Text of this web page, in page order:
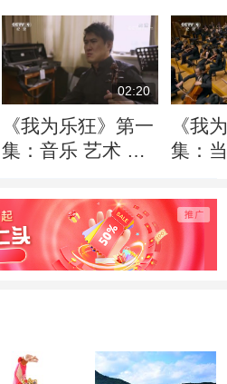
02:20
《我为乐狂》第一
集：音乐 艺术 其
对待的
《我
集：
今后“